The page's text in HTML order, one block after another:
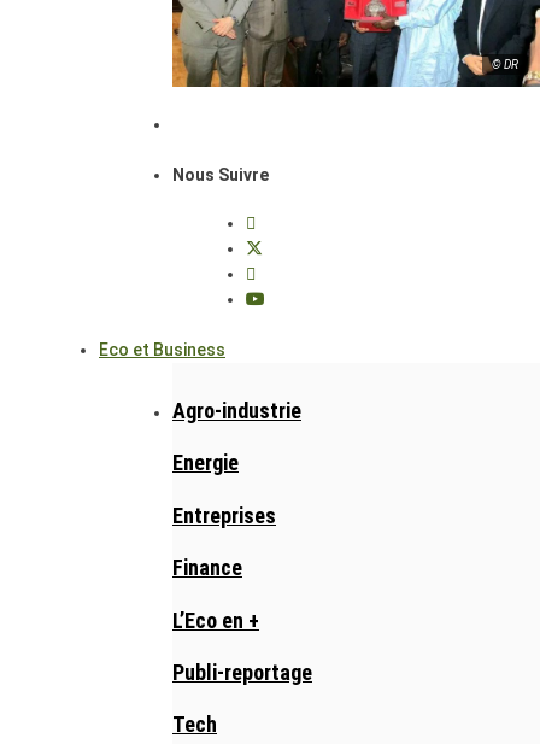
© DR
Nous Suivre
Eco et Business
Agro-industrie
Energie
Entreprises
Finance
L’Eco en +
Publi-reportage
Tech